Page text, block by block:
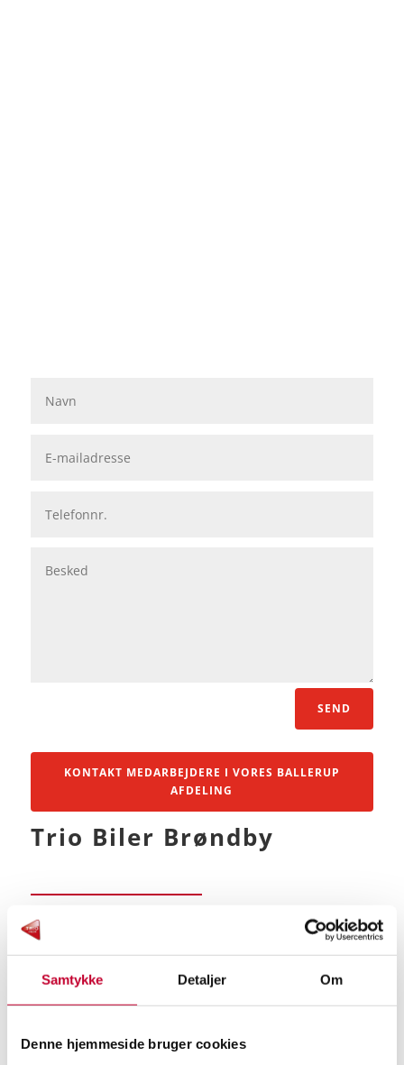
Samtykke Detaljer Om
Denne hjemmeside bruger cookies
SEND
KONTAKT MEDARBEJDERE I VORES BALLERUP
AFDELING
Trio Biler Brøndby
 +45 39 53 54 00
 salg@triobiler.dk
 vaerksted.broendby@triobiler.dk